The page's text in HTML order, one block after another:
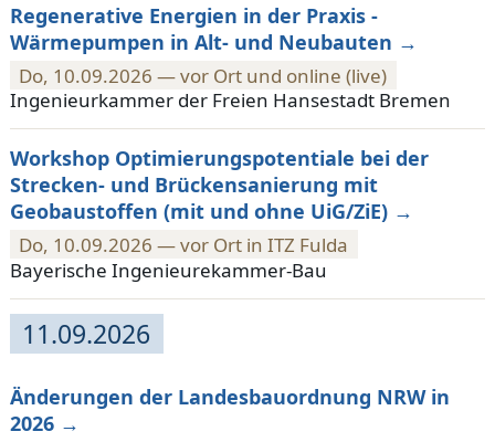
Regenerative Energien in der Praxis -
Wärmepumpen in Alt- und Neubauten
Do, 10.09.2026 — vor Ort und online (live)
Ingenieurkammer der Freien Hansestadt Bremen
Workshop Optimierungspotentiale bei der
Strecken- und Brückensanierung mit
Geobaustoffen (mit und ohne UiG/ZiE)
Do, 10.09.2026 — vor Ort in ITZ Fulda
Bayerische Ingenieurekammer-Bau
11.09.2026
Änderungen der Landesbauordnung NRW in
2026